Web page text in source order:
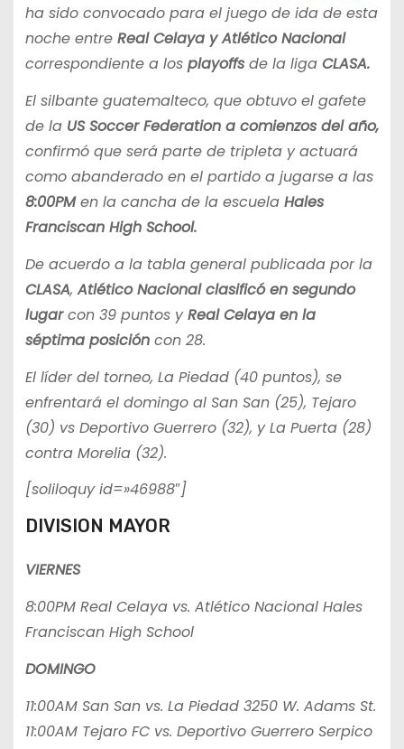
ha sido convocado para el juego de ida de esta
noche entre Real Celaya y Atlético Nacional
correspondiente a los playoffsde la liga CLASA.
El silbante guatemalteco, que obtuvo el gafete
de laUS Soccer Federation a comienzos del año,
confirmó que será parte de tripleta y actuará
como abanderado en el partido a jugarse a las
8:00PMen la cancha de la escuela Hales
Franciscan High School.
De acuerdo a la tabla general publicada por la
CLASA,Atlético Nacional clasificó en segundo
lugarcon 39 puntos yReal Celaya en la
séptima posicióncon 28.
El líder del torneo, La Piedad (40 puntos), se
enfrentará el domingo al San San (25), Tejaro
(30) vs Deportivo Guerrero (32), y La Puerta (28)
contra Morelia (32).
[soliloquy id=»46988″]
DIVISION MAYOR
VIERNES
8:00PM Real Celaya vs. Atlético Nacional Hales
Franciscan High School
DOMINGO
11:00AM San San vs. La Piedad 3250 W. Adams St.
11:00AM Tejaro FC vs. Deportivo Guerrero Serpico